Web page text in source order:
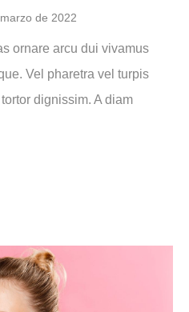
de 2022
ornare arcu dui vivamus
Vel pharetra vel turpis
dignissim. A diam